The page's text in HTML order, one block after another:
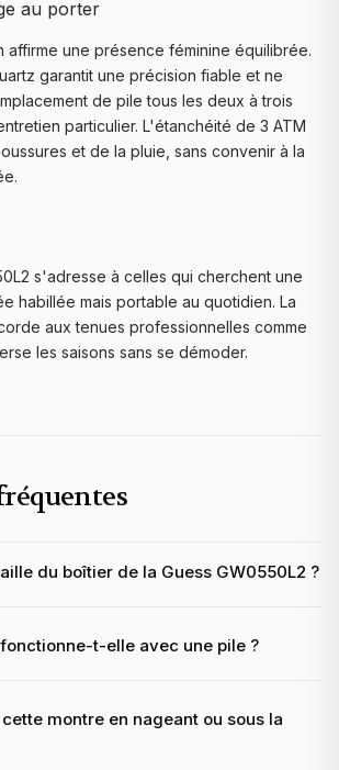
au porter
affirme une présence féminine équilibrée.
garantit une précision fiable et ne
de pile tous les deux à trois
particulier. L'étanchéité de 3 ATM
et de la pluie, sans convenir à la
s'adresse à celles qui cherchent une
habillée mais portable au quotidien. La
aux tenues professionnelles comme
les saisons sans se démoder.
du boîtier de la Guess GW0550L2 ?
t-elle avec une pile ?
montre en nageant ou sous la